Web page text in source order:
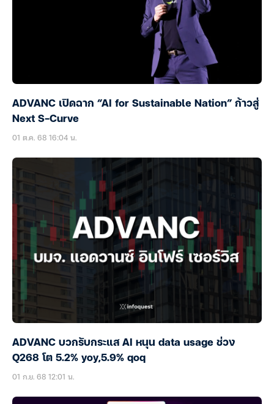
ADVANC เปิดฉาก “AI for Sustainable Nation” ก้าวสู่
Next S-Curve
01 ต.ค. 68 16:04 น.
ADVANC บวกรับกระแส AI หนุน data usage ช่วง
Q268 โต 5.2% yoy,5.9% qoq
01 ก.ย. 68 12:01 น.